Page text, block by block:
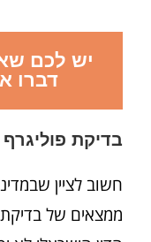
יש לכם
דברו איתי
בדיקת
חשוב לציין
ממצאים של